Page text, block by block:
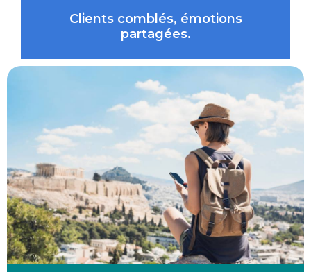
Clients comblés, émotions
partagées.